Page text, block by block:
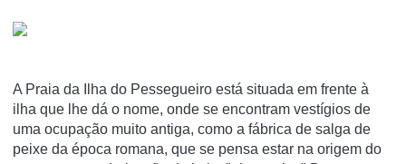
A Praia da Ilha do Pessegueiro está situada em frente à
ilha que lhe dá o nome, onde se encontram vestígios de
uma ocupação muito antiga, como a fábrica de salga de
peixe da época romana, que se pensa estar na origem do